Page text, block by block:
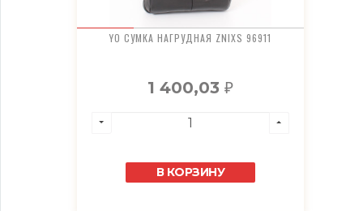
YO СУМКА НАГРУДНАЯ ZNIXS 96911
1 400,03 ₽
В КОРЗИНУ